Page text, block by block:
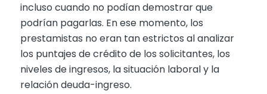
incluso cuando no podían demostrar que
podrían pagarlas. En ese momento, los
prestamistas no eran tan estrictos al analizar
los puntajes de crédito de los solicitantes, los
niveles de ingresos, la situación laboral y la
relación deuda-ingreso.